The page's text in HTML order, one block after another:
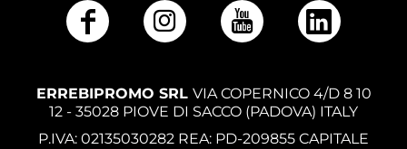
ERREBIPROMO SRL VIA COPERNICO 4/D 8 10
12 - 35028 PIOVE DI SACCO (PADOVA) ITALY
P.IVA: 02135030282 REA: PD-209855 CAPITALE